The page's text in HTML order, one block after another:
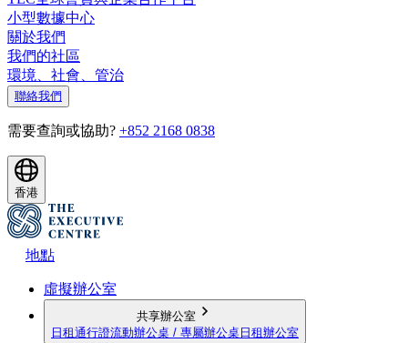
小型數據中心
關於我們
我們的社區
環境、社會、管治
聯絡我們
需要查詢或協助? +852 2168 0838
香港
地點
虛擬辦公室
共享辦公室
日租通行證流動辦公桌 / 專屬辦公桌 日租辦公室